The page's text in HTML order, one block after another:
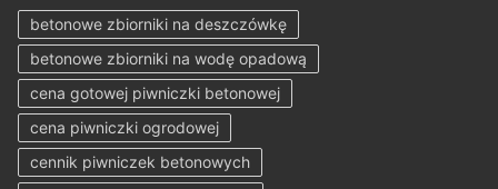
betonowe zbiorniki na deszczówkę
betonowe zbiorniki na wodę opadową
cena gotowej piwniczki betonowej
cena piwniczki ogrodowej
cennik piwniczek betonowych